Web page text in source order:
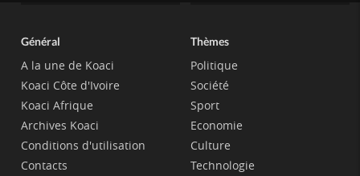
Général
A la une de Koaci
Koaci Côte d'Ivoire
Koaci Afrique
Archives Koaci
Conditions d'utilisation
Contacts
Thèmes
Politique
Société
Sport
Economie
Culture
Technologie